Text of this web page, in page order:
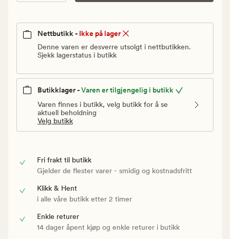
Nettbutikk - Ikke på lager
Denne varen er desverre utsolgt i nettbutikken.
Sjekk lagerstatus i butikk
Butikklager -Varen er tilgjengelig i butikk
Varen finnes i butikk, velg butikk for å se
aktuell beholdning
Velg butikk
Fri frakt til butikk
Gjelder de flester varer - smidig og kostnadsfritt
Klikk & Hent
i alle våre butikk etter 2 timer
Enkle returer
14 dager åpent kjøp og enkle returer i butikk